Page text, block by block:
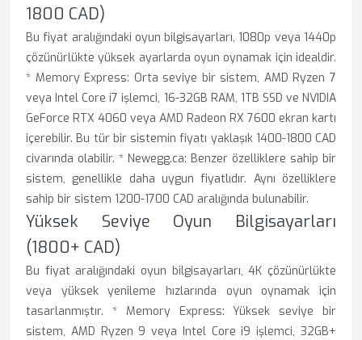
1800 CAD)
Bu fiyat aralığındaki oyun bilgisayarları, 1080p veya 1440p
çözünürlükte yüksek ayarlarda oyun oynamak için idealdir.
* Memory Express: Orta seviye bir sistem, AMD Ryzen 7
veya Intel Core i7 işlemci, 16-32GB RAM, 1TB SSD ve NVIDIA
GeForce RTX 4060 veya AMD Radeon RX 7600 ekran kartı
içerebilir. Bu tür bir sistemin fiyatı yaklaşık 1400-1800 CAD
civarında olabilir. * Newegg.ca: Benzer özelliklere sahip bir
sistem, genellikle daha uygun fiyatlıdır. Aynı özelliklere
sahip bir sistem 1200-1700 CAD aralığında bulunabilir.
Yüksek Seviye Oyun Bilgisayarları
(1800+ CAD)
Bu fiyat aralığındaki oyun bilgisayarları, 4K çözünürlükte
veya yüksek yenileme hızlarında oyun oynamak için
tasarlanmıştır. * Memory Express: Yüksek seviye bir
sistem, AMD Ryzen 9 veya Intel Core i9 işlemci, 32GB+